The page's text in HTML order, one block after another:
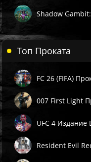
вручную в течение 3
смотрите в
даётся гарантия.
через сайт, VK или
Shadow
Топ Проката
FC 26 (FIFA)
007 First Light
UFC 4 Издание
Resident Evil